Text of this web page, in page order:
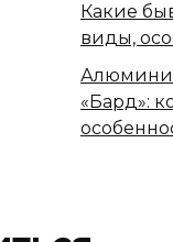
Какие
виды,
«Бард»: